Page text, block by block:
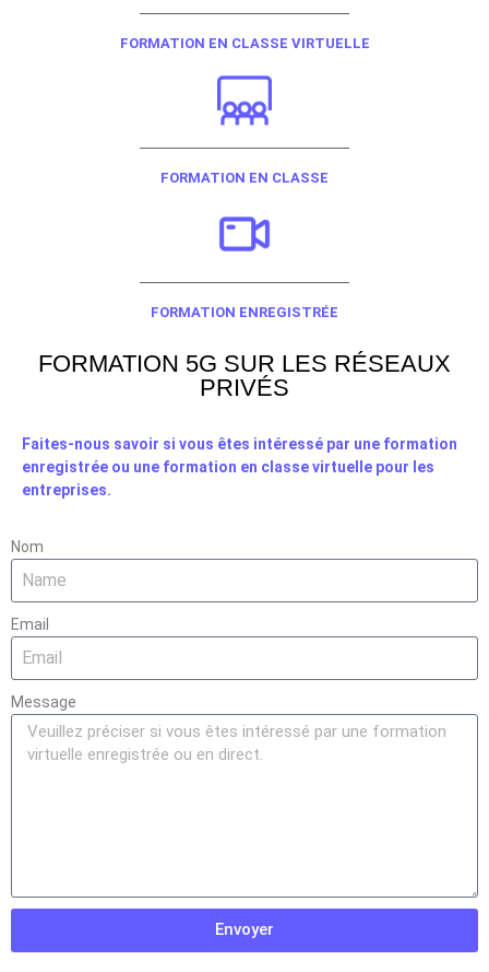
FORMATION EN CLASSE VIRTUELLE​
FORMATION EN CLASSE
FORMATION ENREGISTRÉE
FORMATION 5G SUR LES RÉSEAUX
PRIVÉS
Faites-nous savoir si vous êtes intéressé par une formation
enregistrée ou une formation en classe virtuelle pour les
entreprises.
Nom
Email
Message
Envoyer